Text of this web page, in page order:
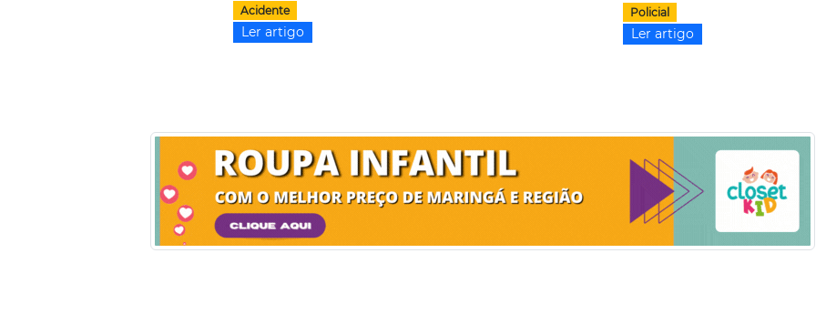
Acidente
Ler artigo
Policial
Ler artigo